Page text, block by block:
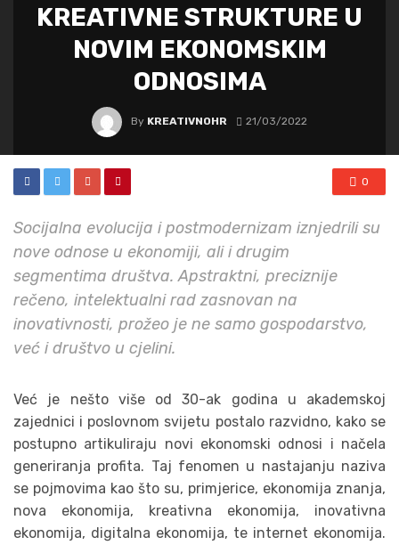
KREATIVNE STRUKTURE U
NOVIM EKONOMSKIM
ODNOSIMA
By KREATIVNOHR 21/03/2022
0
Socijalna evolucija i postmodernizam iznjedrili su
nove odnose u ekonomiji, ali i drugim
segmentima društva. Apstraktni, preciznije
rečeno, intelektualni rad zasnovan na
inovativnosti, prožeo je ne samo gospodarstvo,
već i društvo u cjelini.
Već je nešto više od 30-ak godina u akademskoj
zajednici i poslovnom svijetu postalo razvidno, kako se
postupno artikuliraju novi ekonomski odnosi i načela
generiranja profita. Taj fenomen u nastajanju naziva
se pojmovima kao što su, primjerice, ekonomija znanja,
nova ekonomija, kreativna ekonomija, inovativna
ekonomija, digitalna ekonomija, te internet ekonomija.